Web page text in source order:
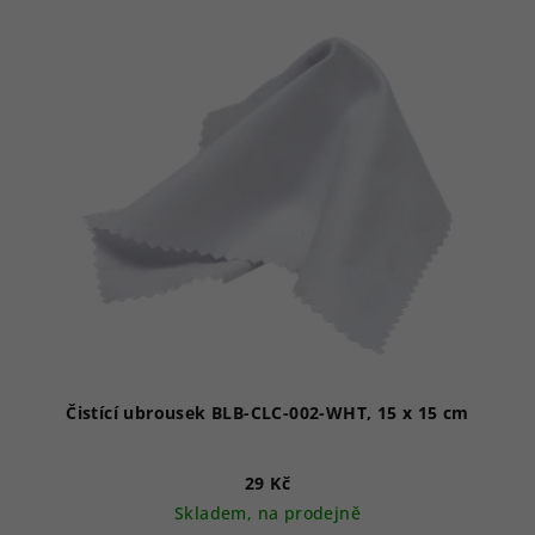
Čistící ubrousek BLB-CLC-002-WHT, 15 x 15 cm
29 Kč
Skladem, na prodejně